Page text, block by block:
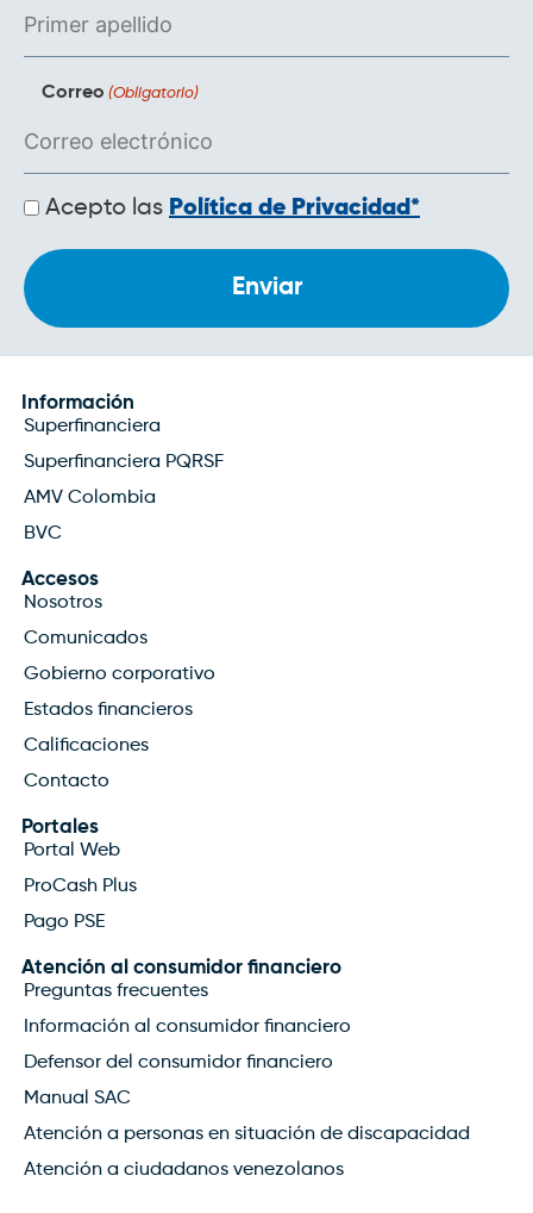
Correo (Obligatorio)
Políticas
de
Acepto las Política de Privacidad*
Información
Superfinanciera
Superfinanciera PQRSF
AMV Colombia
BVC
Accesos
Nosotros
Comunicados
Gobierno corporativo
Estados financieros
Calificaciones
Contacto
Portales
Portal Web
ProCash Plus
Pago PSE
Atención al consumidor financiero
Preguntas frecuentes
Información al consumidor financiero
Defensor del consumidor financiero
Manual SAC
Atención a personas en situación de discapacidad
Atención a ciudadanos venezolanos